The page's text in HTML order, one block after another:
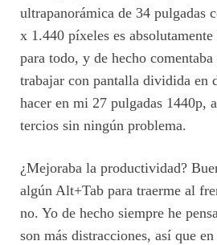
ultrapanorámica de 34 pulgadas
x 1.440 píxeles es
para todo, y de hecho
trabajar con pantalla dividida en
hacer en mi 27 pulgadas 1440p,
tercios sin ningún problema.
¿Mejoraba la productividad?
algún Alt+Tab para traerme al
no. Yo de hecho siempre he
son más distracciones, así que